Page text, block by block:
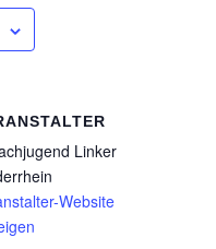
Linker
Website